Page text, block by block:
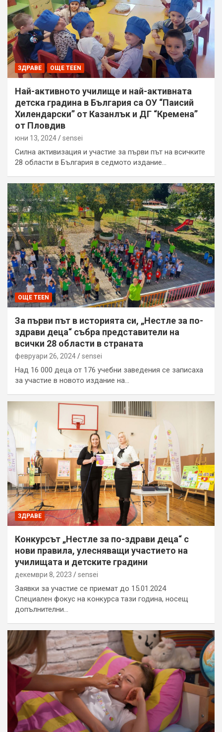
ЗДРАВЕ ОЩЕ TEEN
Най-активното училище и най-активната
детска градина в България са ОУ “Паисий
Хилендарски” от Казанлък и ДГ “Кремена”
от Пловдив
юни 13, 2024 sensei
Силна активизация и участие за първи път на всичките
28 области в България в седмото издание…
ОЩЕ TEEN
За първи път в историята си, „Нестле за по-
здрави деца“ събра представители на
всички 28 области в страната
февруари 26, 2024 sensei
Над 16 000 деца от 176 учебни заведения се записаха
за участие в новото издание на…
ЗДРАВЕ
Конкурсът „Нестле за по-здрави деца“ с
нови правила, улесняващи участието на
училищата и детските градини
декември 8, 2023 sensei
Заявки за участие се приемат до 15.01.2024
Специален фокус на конкурса тази година, носещ
допълнителни…